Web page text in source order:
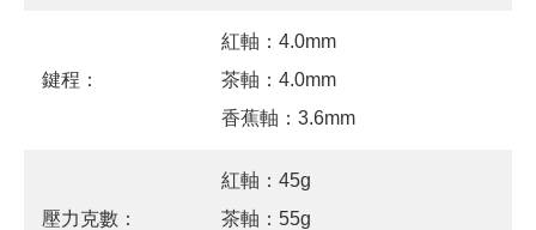
鍵程：
紅軸：4.0mm
茶軸：4.0mm
香蕉軸：3.6mm
壓力克數：
紅軸：45g
茶軸：55g